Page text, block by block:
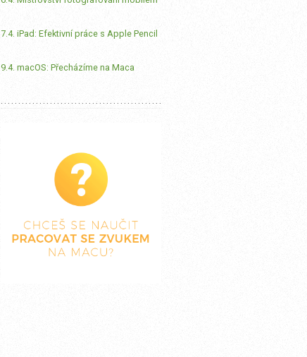
7.4. iPad: Efektivní práce s Apple Pencil
9.4. macOS: Přecházíme na Maca